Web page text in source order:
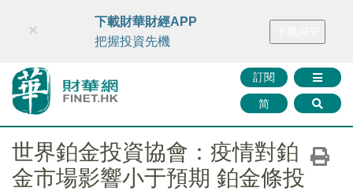
財華智庫網 FINTV FINMETA 財華證券 媒體矩陣
訂閱
简
×
下載財華財經APP
把握投資先機
世界鉑金投資協會：疫情對鉑
金市場影響小于預期 鉑金條投